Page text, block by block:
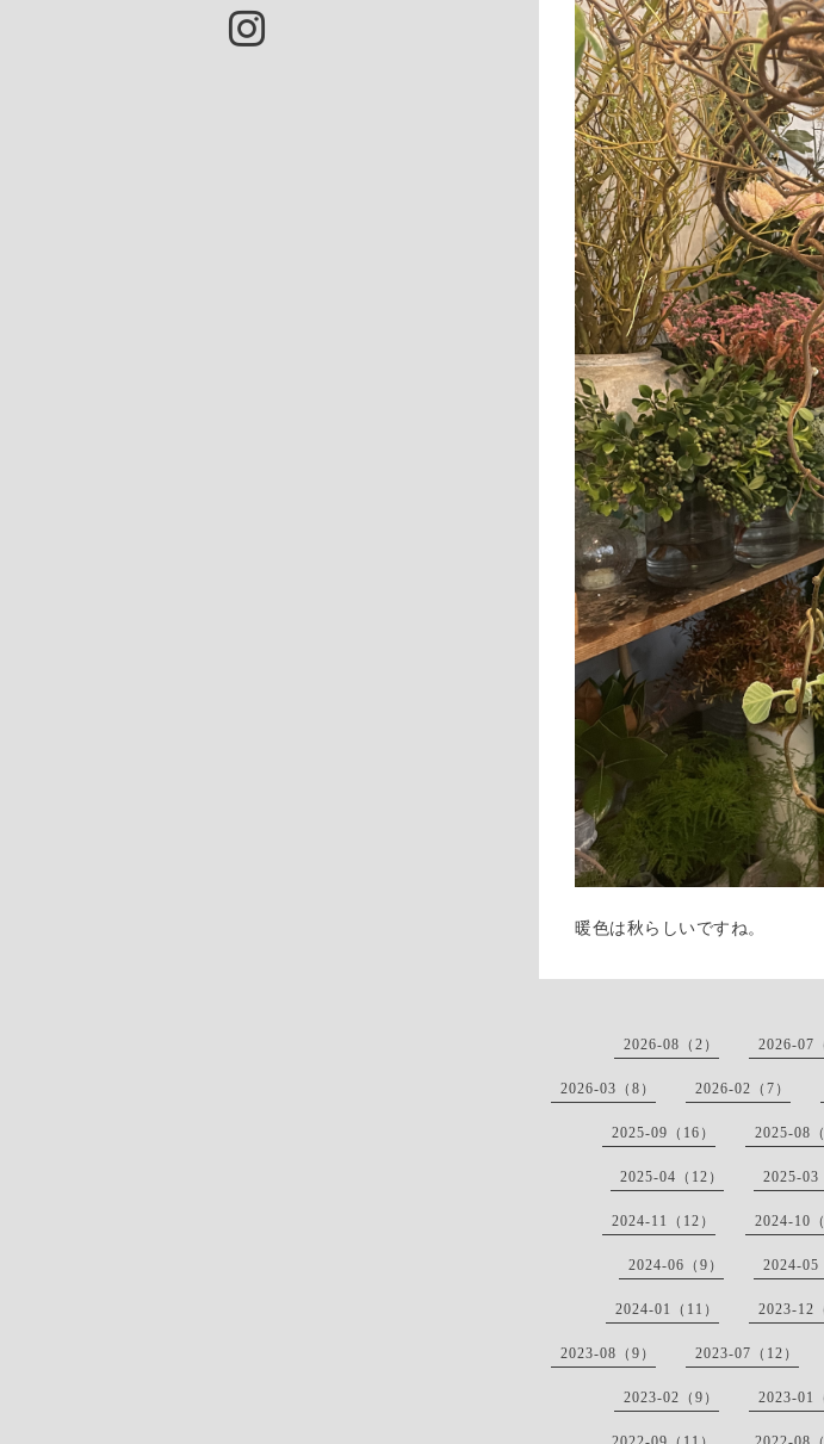
暖色は秋らしいですね。
2026-08（2） 2026-07
2026-03（8） 2026-02（7）
2025-09（16） 2025-08（
2025-04（12） 2025-03
2024-11（12） 2024-10（
2024-06（9） 2024-05
2024-01（11） 2023-12
2023-08（9） 2023-07（12）
2023-02（9） 2023-01